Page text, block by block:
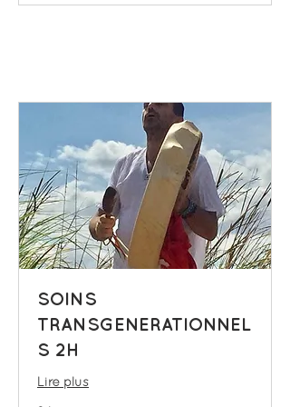
SOINS
TRANSGENERATIONNEL
S 2H
Lire plus